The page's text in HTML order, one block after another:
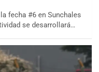
fecha #6 en Sunchales
se desarrollará…